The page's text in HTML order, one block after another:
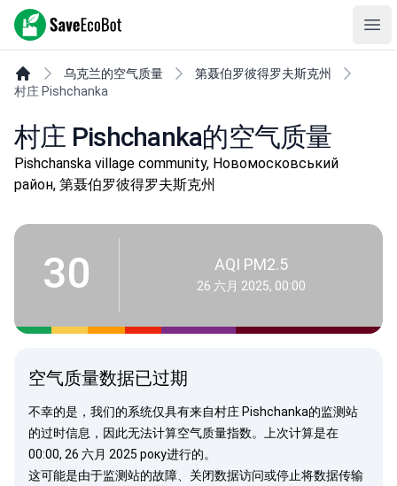
SaveEcoBot
乌克兰的空气质量
第聂伯罗彼得罗夫斯克州
村庄 Pishchanka
村庄 Pishchanka的空气质量
Pishchanska village community, Новомосковський
район, 第聂伯罗彼得罗夫斯克州
30 AQI PM2.5
26 六月 2025, 00:00
空气质量数据已过期
不幸的是，我们的系统仅具有来自村庄 Pishchanka的监测站
的过时信息，因此无法计算空气质量指数。上次计算是在
00:00, 26 六月 2025 року进行的。
这可能是由于监测站的故障、关闭数据访问或停止将数据传输